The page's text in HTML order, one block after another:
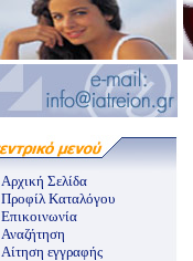
Αρχική Σελίδα
Προφίλ Καταλόγου
Επικοινωνία
Αναζήτηση
Αίτηση εγγραφής